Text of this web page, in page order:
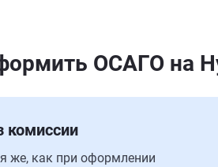
ОСАГО на
комиссии
же, как при оформлении